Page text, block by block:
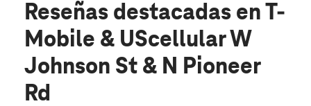
Reseñas destacadas en T-
Mobile & UScellular W
Johnson St & N Pioneer
Rd